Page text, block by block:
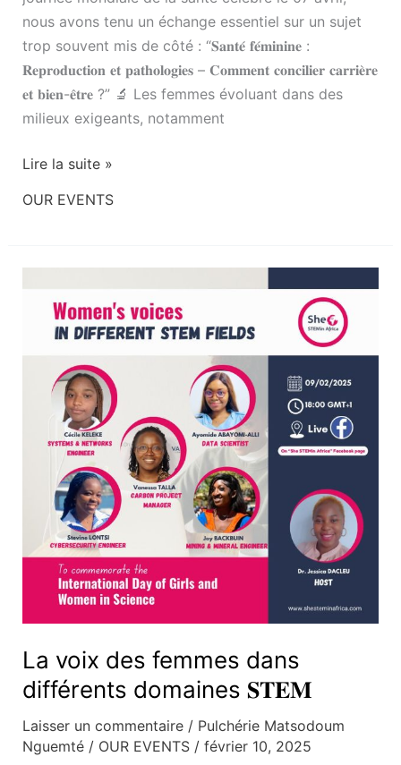
nous avons tenu un échange essentiel sur un sujet
trop souvent mis de côté : “𝐒𝐚𝐧𝐭𝐞́ 𝐟𝐞́𝐦𝐢𝐧𝐢𝐧𝐞 :
𝐑𝐞𝐩𝐫𝐨𝐝𝐮𝐜𝐭𝐢𝐨𝐧 𝐞𝐭 𝐩𝐚𝐭𝐡𝐨𝐥𝐨𝐠𝐢𝐞𝐬 – 𝐂𝐨𝐦𝐦𝐞𝐧𝐭 𝐜𝐨𝐧𝐜𝐢𝐥𝐢𝐞𝐫 𝐜𝐚𝐫𝐫𝐢𝐞̀𝐫𝐞
𝐞𝐭 𝐛𝐢𝐞𝐧-𝐞̂𝐭𝐫𝐞 ?” 🔬 Les femmes évoluant dans des
milieux exigeants, notamment
Lire la suite »
OUR EVENTS
La voix des femmes dans
différents domaines 𝐒𝐓𝐄𝐌
Laisser un commentaire / Pulchérie Matsodoum
Nguemté / OUR EVENTS/ février 10, 2025
différents
domaines
𝐒𝐓𝐄𝐌